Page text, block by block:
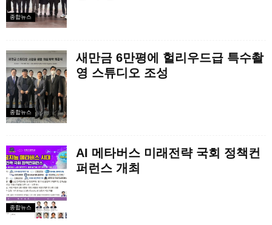
종합뉴스
종합뉴스
새만금 6만평에 헐리우드급 특수촬
영 스튜디오 조성
종합뉴스
AI 메타버스 미래전략 국회 정책컨
퍼런스 개최